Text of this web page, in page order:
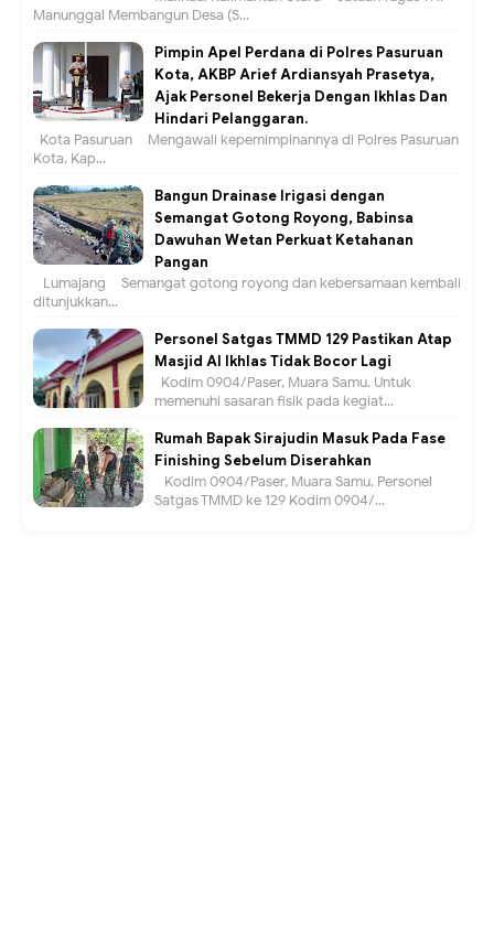
Manunggal Membangun Desa (S...
Pimpin Apel Perdana di Polres Pasuruan
Kota, AKBP Arief Ardiansyah Prasetya,
Ajak Personel Bekerja Dengan Ikhlas Dan
Hindari Pelanggaran.
Kota Pasuruan – Mengawali kepemimpinannya di Polres Pasuruan
Kota, Kap...
Bangun Drainase Irigasi dengan
Semangat Gotong Royong, Babinsa
Dawuhan Wetan Perkuat Ketahanan
Pangan
Lumajang – Semangat gotong royong dan kebersamaan kembali
ditunjukkan...
Personel Satgas TMMD 129 Pastikan Atap
Masjid Al Ikhlas Tidak Bocor Lagi
Kodim 0904/Paser, Muara Samu. Untuk
memenuhi sasaran fisik pada kegiat...
Rumah Bapak Sirajudin Masuk Pada Fase
Finishing Sebelum Diserahkan
Kodim 0904/Paser, Muara Samu. Personel
Satgas TMMD ke 129 Kodim 0904/...